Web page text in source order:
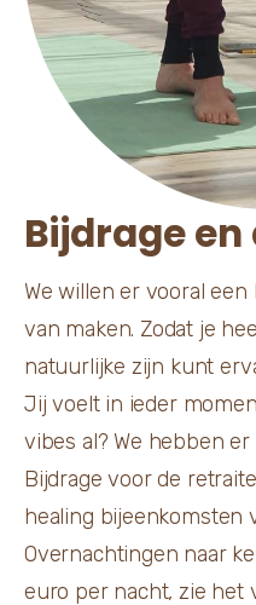
Bijdrage
We willen er vooral
van maken. Zodat je
natuurlijke zijn kunt
Jij voelt in ieder
vibes al? We hebben er
Bijdrage voor de
healing bijeenkomsten
Overnachtingen naar
euro per nacht, zie het